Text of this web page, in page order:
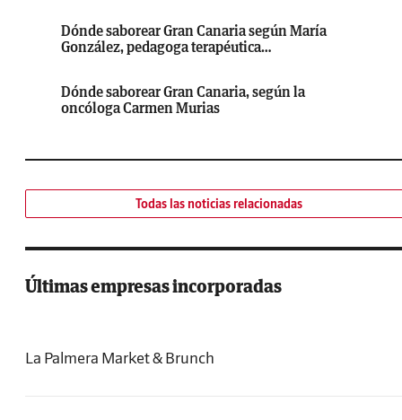
Dónde saborear Gran Canaria según María
González, pedagoga terapéutica
Dónde saborear Gran Canaria, según la
oncóloga Carmen Murias
Todas las noticias relacionadas
Últimas empresas incorporadas
La Palmera Market & Brunch